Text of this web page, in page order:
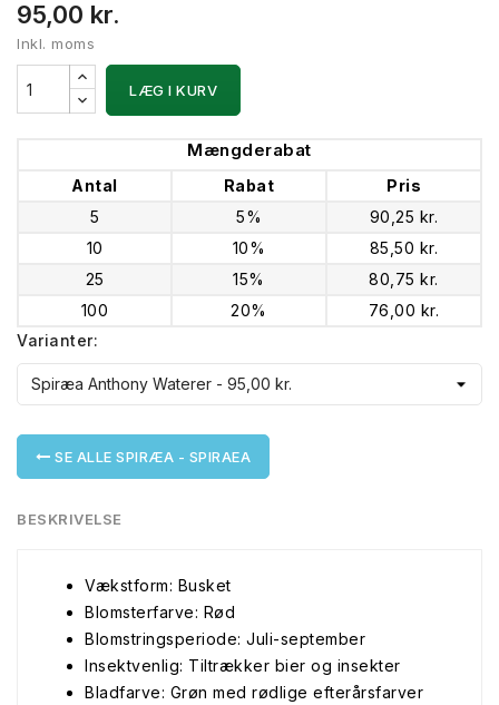
95,00 kr.
Inkl. moms
LÆG I KURV
Mængderabat
Antal Rabat
Pris
5
5%
90,25 kr.
10
10%
85,50 kr.
25
15%
80,75 kr.
100
20%
76,00 kr.
Varianter:
SE ALLE SPIRÆA - SPIRAEA
BESKRIVELSE
Vækstform: Busket
Blomsterfarve: Rød
Blomstringsperiode: Juli-september
Insektvenlig: Tiltrækker bier og insekter
Bladfarve: Grøn med rødlige efterårsfarver